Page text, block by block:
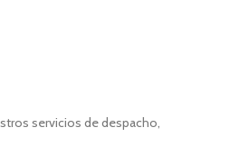
servicios de despacho,